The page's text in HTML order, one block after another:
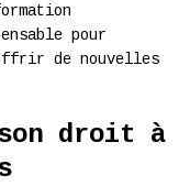
pour
de nouvelles
son droit à